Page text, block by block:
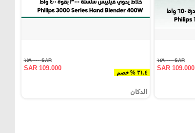
SAR ١٤٩.٠٠٠
SAR 109.000
٣١.٤ % خصم
SAR ١٥٩.٠٠٠
SAR 109.000
الدكان